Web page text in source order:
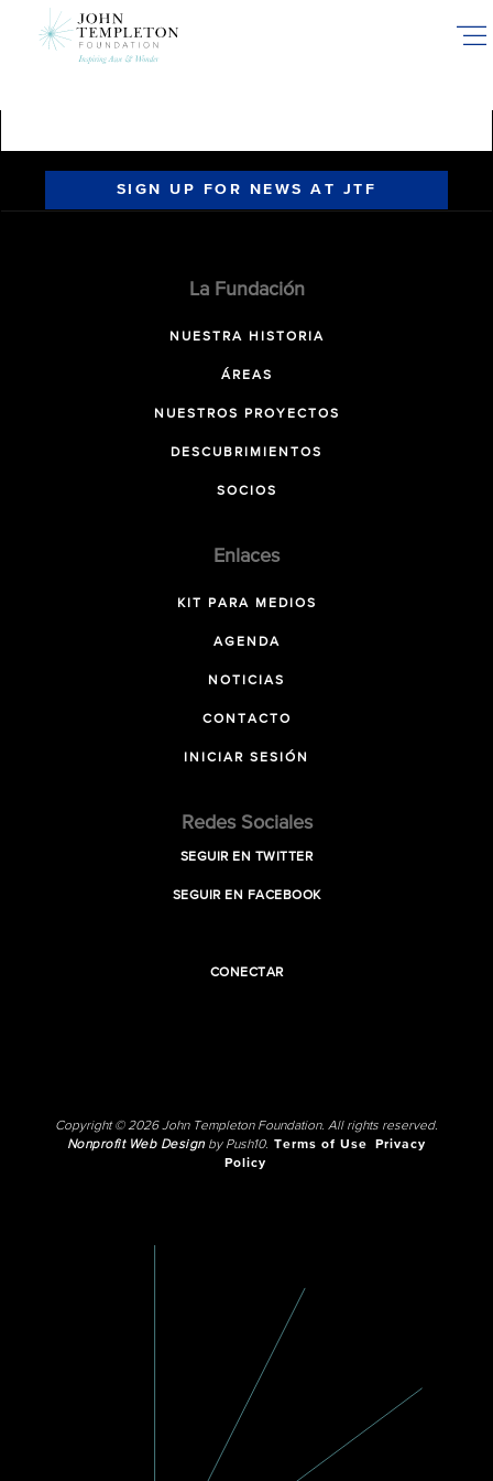
SIGN UP FOR NEWS AT JTF
La Fundación
NUESTRA HISTORIA
ÁREAS
NUESTROS PROYECTOS
DESCUBRIMIENTOS
SOCIOS
Enlaces
KIT PARA MEDIOS
AGENDA
NOTICIAS
CONTACTO
INICIAR SESIÓN
Redes Sociales
SEGUIR EN TWITTER
SEGUIR EN FACEBOOK
CONECTAR
Copyright © 2026 John Templeton Foundation. All rights reserved.
Nonprofit Web Designby Push10. Terms of Use
Privacy
Policy